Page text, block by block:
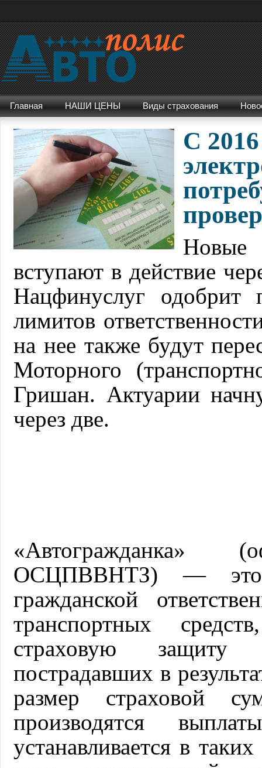
Главная НАШИ ЦЕНЫ Виды страхования
С
Новые
вступают в действие
Нацфинуслуг одобрит
лимитов
на нее также будут
Моторного
Гришан. Актуарии
через две.
«Автогражданка»
ОСЦПВВНТЗ) — это
гражданской
транспортных
страховую
пострадавших в
размер страховой
производятся
устанавливается в